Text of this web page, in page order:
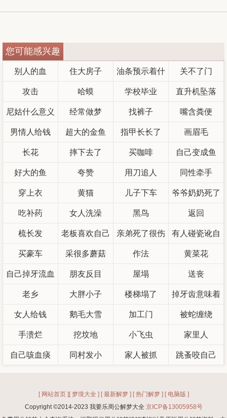
您可能感兴趣
别人的血 住大房子 油条预示着什
么
关不了门
攻击 哈蟆 学校毕业 直升机坠落
尼姑什么意义 经常做梦 找裤子 嘴含粪便
男情人给钱 超大的金鱼 指甲长长了 画眉毛
长花 摔下去了 买咖啡 自己变成鱼
好大的鱼 夸赞 用刀追人 同性牵手
穿上衣 黄猫 儿子下车 爷爷奶奶死了
吃补药 女人洗澡 黑鸟 返回
梳长发 老板喜欢自己 亲弟死了很伤
心
有人碰瓷讹自
己
买豪车 采很多蘑菇 作法 黄菜花
自己掉牙流血 朋友反目 屋塌 送丧
老乡 大胖小子 楼梯塌了 掉牙齿意味着
什么
女人给钱 鹅毛大雪 加工门 被蛇缠绕
手溃烂 挖坟地 小飞虫 家里人
自己咳血痰 同村发小 家人被抓 跳蚤咬自己
[ 网站首页 ] [ 梦境大全 ] [ 最新解梦 ] [ 热门解梦 ] [ 电脑版 ]
Copyright ©2014-2023 我要乐周公解梦大全 京ICP备13005958号